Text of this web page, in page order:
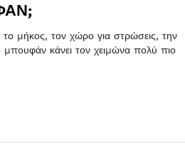
μήκος, τον χώρο για στρώσεις, την
μπουφάν κάνει τον χειμώνα πολύ πιο